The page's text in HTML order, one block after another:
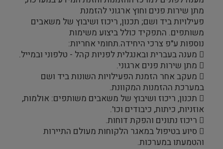
מתן שירות פנים וחוץ ארגוני להזמנת
פעילויות ביד ושם; תכנון, ריכוז ושיבוץ של משאבים
משותפים. התפקיד כולל ביצוע משימות
נוספות ע"פ צרכי היחידה.תחומי אחריות:
 מענה בעברית ובאנגלית לפניות קהל - טלפוני ובמייל.
 מתן שירות פנים ארגוני.
 מעקב אחר הזמנת הפעילויות השונות ביד ושם
במערכת ההזמנות המקוונת.
 תכנון, ריכוז ושיבוץ של משאבים משותפים: אולמות,
אוזניות, כיתות, כיבודים וכו'.
 ריכוז נתונים והפקת דוחות.
 סיוע בטיפול במאגר הלקוחות מעולם התיירות
והטמעתו במערכות.